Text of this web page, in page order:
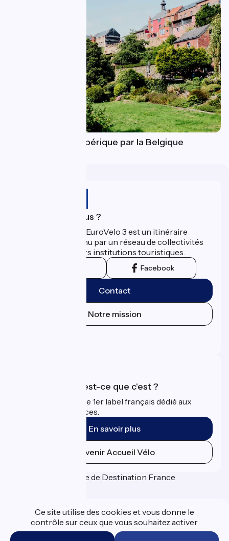
Accès à La Scandibérique par la Belgique
Qui sommes-nous ?
La Scandibérique-EuroVelo 3 est un itinéraire
développé et promu par un réseau de collectivités
territoriales et leurs institutions touristiques.
Facebook
Contact
Notre mission
Accueil Vélo qu'est-ce que c'est ?
Accueil Vélo c'est le 1er label français dédié aux
cyclistes en vacances.
En savoir plus
Devenir Accueil Vélo
Financé dans le cadre de Destination France
Espace Presse
Données personnelles
Ce site utilise des cookies et vous donne le
contrôle sur ceux que vous souhaitez activer